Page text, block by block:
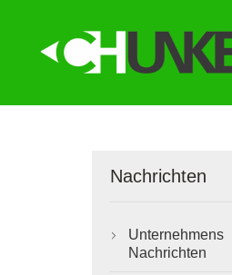
Nachrichten

Unternehmens
Nachrichten